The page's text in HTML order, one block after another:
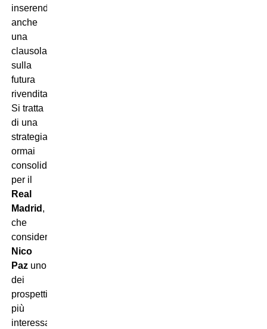
inserendo
anche
una
clausola
sulla
futura
rivendita.
Si tratta
di una
strategia
ormai
consolidata
per il
Real
Madrid ,
che
considera
Nico
Pazuno
dei
prospetti
più
interessanti